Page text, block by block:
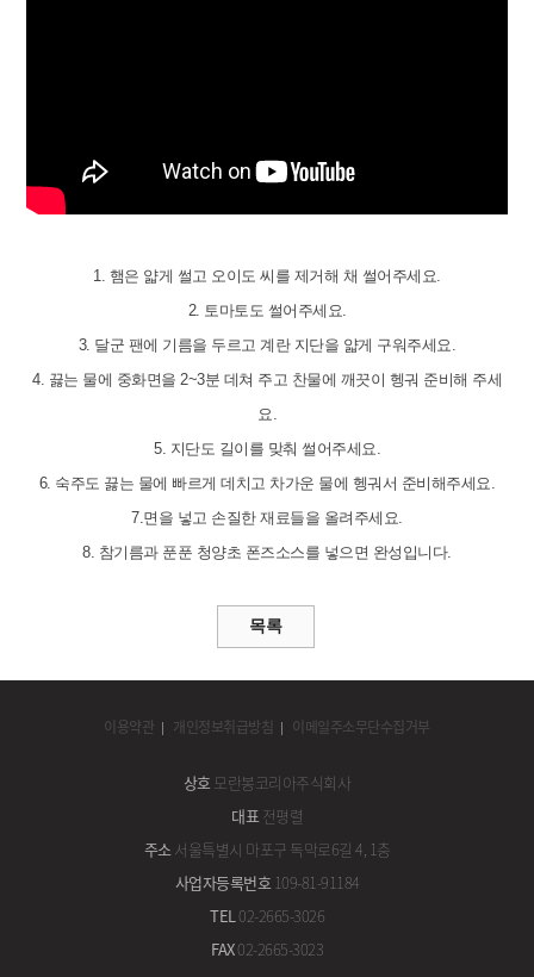
1. 햄은 얇게 썰고 오이도 씨를 제거해 채 썰어주세요.
2. 토마토도 썰어주세요.
3. 달군 팬에 기름을 두르고 계란 지단을 얇게 구워주세요.
4. 끓는 물에 중화면을 2~3분 데쳐 주고 찬물에 깨끗이 헹궈 준비해 주세
요.
5. 지단도 길이를 맞춰 썰어주세요.
6. 숙주도 끓는 물에 빠르게 데치고 차가운 물에 헹궈서 준비해주세요.
7.면을 넣고 손질한 재료들을 올려주세요.
8. 참기름과 푼푼 청양초 폰즈소스를 넣으면 완성입니다.
이용약관 개인정보취급방침 이메일주소무단수집거부
상호모란봉코리아주식회사
대표전평렬
주소서울특별시 마포구 독막로6길 4, 1층
사업자등록번호109-81-91184
TEL02-2665-3026
FAX02-2665-3023